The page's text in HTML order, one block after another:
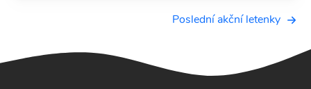
Poslední akční letenky